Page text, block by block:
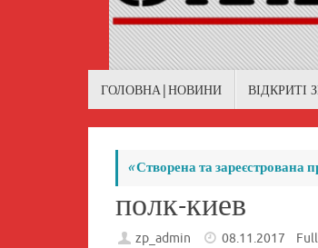
ГОЛОВНА|НОВИНИ ВІДКРИТІ
«Створена та зареєстрована
полк-киев
zp_admin 08.11.2017